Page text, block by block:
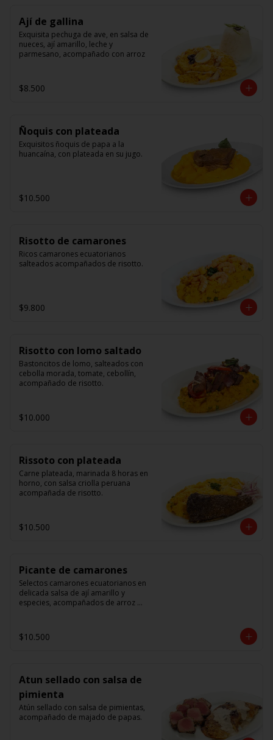
Ají de gallina
Exquisita pechuga de ave, en salsa de
nueces, ají amarillo, leche y
parmesano, acompañado con arroz
$8.500
Ñoquis con plateada
Exquisitos ñoquis de papa a la
huancaína, con plateada en su jugo.
$10.500
Risotto de camarones
Ricos camarones ecuatorianos
salteados acompañados de risotto.
$9.800
Risotto con lomo saltado
Bastoncitos de lomo, salteados con
cebolla morada, tomate, cebollín,
acompañado de risotto.
$10.000
Rissoto con plateada
Carne plateada, marinada 8 horas en
horno, con salsa criolla peruana
acompañada de risotto.
$10.500
Picante de camarones
Selectos camarones ecuatorianos en
delicada salsa de ají amarillo y
especies, acompañados de arroz
$10.500
Atun sellado con salsa de
pimienta
Atún sellado con salsa de pimientas,
acompañado de majado de papas.